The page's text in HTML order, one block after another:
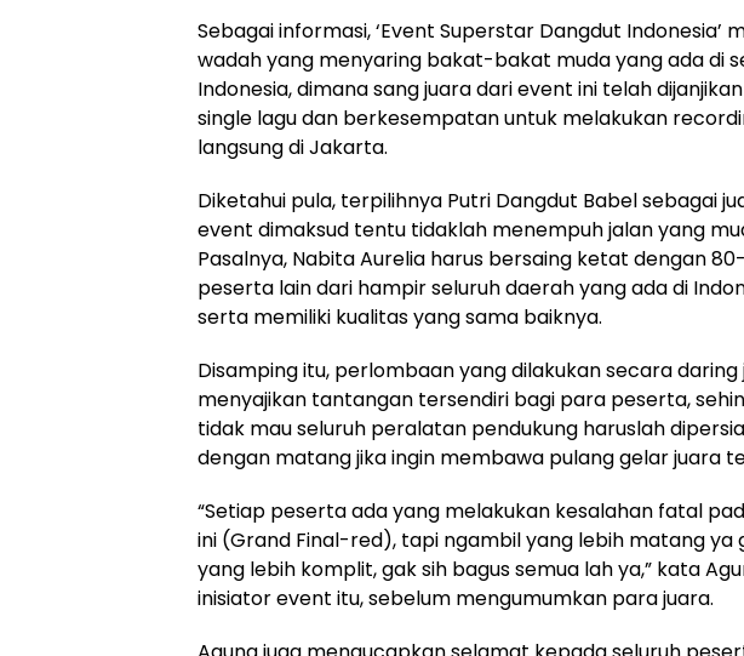
Sebagai informasi, ‘Event Superstar Dangdut Indonesia’
wadah yang menyaring bakat-bakat muda yang ada di
Indonesia, dimana sang juara dari event ini telah
single lagu dan berkesempatan untuk melakukan
langsung di Jakarta.
Diketahui pula, terpilihnya Putri Dangdut Babel sebagai
event dimaksud tentu tidaklah menempuh jalan yang
Pasalnya, Nabita Aurelia harus bersaing ketat dengan
peserta lain dari hampir seluruh daerah yang ada di
serta memiliki kualitas yang sama baiknya.
Disamping itu, perlombaan yang dilakukan secara daring
menyajikan tantangan tersendiri bagi para peserta,
tidak mau seluruh peralatan pendukung haruslah
dengan matang jika ingin membawa pulang gelar juara
“Setiap peserta ada yang melakukan kesalahan fatal
ini (Grand Final-red), tapi ngambil yang lebih matang ya
yang lebih komplit, gak sih bagus semua lah ya,” kata
inisiator event itu, sebelum mengumumkan para juara.